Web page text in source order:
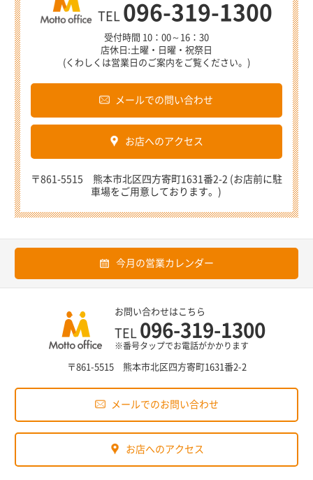
TEL 096-319-1300
受付時間 10：00～16：30
店休日:土曜・日曜・祝祭日
(くわしくは営業日のご案内をご覧ください。)
メールでの問い合わせ
お店へのアクセス
〒861-5515 熊本市北区四方寄町1631番2-2 (お店前に駐
車場をご用意しております。)
今月の営業カレンダー
お問い合わせはこちら
TEL 096-319-1300
※番号タップでお電話がかかります
〒861-5515 熊本市北区四方寄町1631番2-2
メールでのお問い合わせ
お店へのアクセス